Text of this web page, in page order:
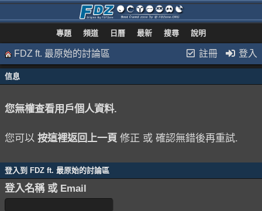
專題 頻道 日曆 最新 搜尋 說明
註冊 登入
FDZ ft. 最原始的討論區
信息
您無權查看用戶個人資料.
您可以 按這裡返回上一頁 修正 或 確認無錯後再重試.
登入到 FDZ ft. 最原始的討論區
登入名稱 或 Email